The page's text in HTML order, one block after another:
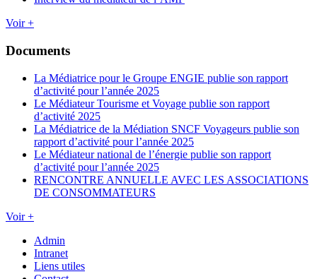
Voir +
Documents
La Médiatrice pour le Groupe ENGIE publie son rapport
d’activité pour l’année 2025
Le Médiateur Tourisme et Voyage publie son rapport
d’activité 2025
La Médiatrice de la Médiation SNCF Voyageurs publie son
rapport d’activité pour l’année 2025
Le Médiateur national de l’énergie publie son rapport
d’activité pour l’année 2025
RENCONTRE ANNUELLE AVEC LES ASSOCIATIONS
DE CONSOMMATEURS
Voir +
Admin
Intranet
Liens utiles